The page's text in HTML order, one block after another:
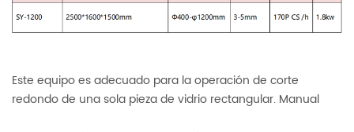
Este equipo es adecuado para la operación de corte
redondo de una sola pieza de vidrio rectangular. Manual